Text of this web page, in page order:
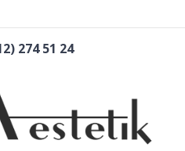
274 51 24